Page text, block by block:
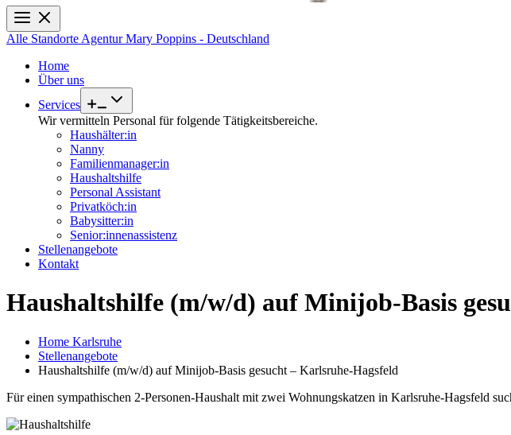
Alle Standorte Agentur Mary Poppins - Deutschland
Home
Über uns
Services
Wir vermitteln Personal für folgende Tätigkeitsbereiche.
Haushälter:in
Nanny
Familienmanager:in
Haushaltshilfe
Personal Assistant
Privatköch:in
Babysitter:in
Senior:innenassistenz
Stellenangebote
Kontakt
Haushaltshilfe (m/w/d) auf Minijob-Basis
Home Karlsruhe
Stellenangebote
Haushaltshilfe (m/w/d) auf Minijob-Basis gesucht – Karlsruhe-Hagsfeld
Für einen sympathischen 2-Personen-Haushalt mit zwei Wohnungskatzen in Karlsruhe-Hagsfeld